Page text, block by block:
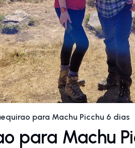
para Machu Picchu 6 dias
para Machu